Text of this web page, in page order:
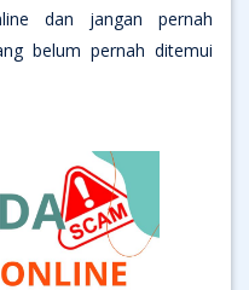
dan jangan pernah
belum pernah ditemui